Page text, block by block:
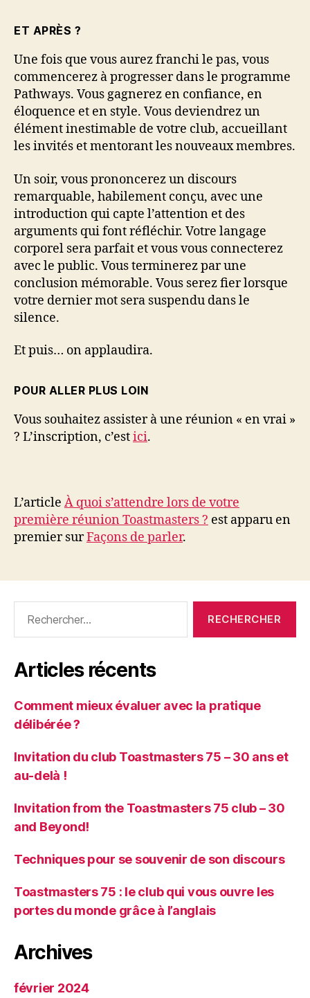
ET APRÈS ?
Une fois que vous aurez franchi le pas, vous
commencerez à progresser dans le programme
Pathways. Vous gagnerez en confiance, en
éloquence et en style. Vous deviendrez un
élément inestimable de votre club, accueillant
les invités et mentorant les nouveaux membres.
Un soir, vous prononcerez un discours
remarquable, habilement conçu, avec une
introduction qui capte l’attention et des
arguments qui font réfléchir. Votre langage
corporel sera parfait et vous vous connecterez
avec le public. Vous terminerez par une
conclusion mémorable. Vous serez fier lorsque
votre dernier mot sera suspendu dans le
silence.
Et puis… on applaudira.
POUR ALLER PLUS LOIN
Vous souhaitez assister à une réunion « en vrai »
? L’inscription, c’estici.
L’article À quoi s’attendre lors de votre
première réunion Toastmasters ? est apparu en
premier surFaçons de parler.
Articles récents
Comment mieux évaluer avec la pratique
délibérée ?
Invitation du club Toastmasters 75 – 30 ans et
au-delà !
Invitation from the Toastmasters 75 club – 30
and Beyond!
Techniques pour se souvenir de son discours
Toastmasters 75 : le club qui vous ouvre les
portes du monde grâce à l’anglais
Archives
février 2024